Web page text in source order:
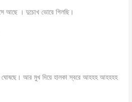
আছে । দুচোখ ভোরে গিলছি।
ঘোষছে। আর মুখ দিয়ে হালকা স্বরে আহহহ আহহহহ